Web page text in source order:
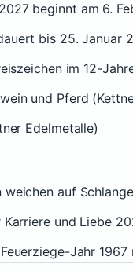
beginnt am 6.
bis 25. Januar
im 12-
und Pferd
Edelmetalle)
weichen auf
und Liebe
Jahr